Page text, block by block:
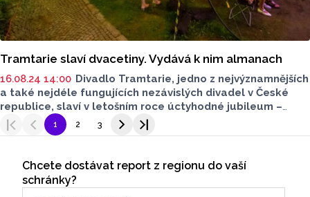
Tramtarie slaví dvacetiny. Vydává k nim almanach
16.08.24 14:00 Divadlo Tramtarie, jedno z nejvýznamnějších
a také nejdéle fungujících nezávislých divadel v České
republice, slaví v letošním roce úctyhodné jubileum –
20 let své existence. U příležitosti tohoto výročí vydává
Tramtarie almanach, který mapuje uměleckou činnost
křest almanachu se uskuteční v pátek 16. srpna
na parkánu Uměleckého centra Univerzity Palackého
v Olomouci, v rámci oslav 20. narozenin Divadla Tramtarie.
1 2 3
Odběr newsletteru
Chcete dostávat report z regionu do vaší
schránky?